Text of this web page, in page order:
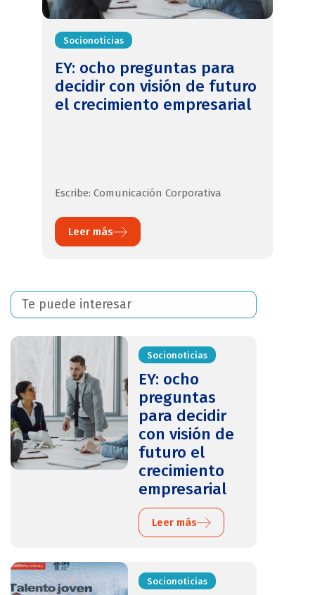
Socionoticias
EY: ocho preguntas para
decidir con visión de futuro
el crecimiento empresarial
Escribe: Comunicación Corporativa
Leer más
Te puede interesar
Socionoticias
EY: ocho
preguntas
para decidir
con visión de
futuro el
crecimiento
empresarial
Leer más
Socionoticias